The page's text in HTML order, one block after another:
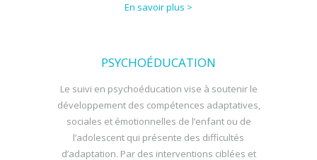
En savoir plus >
PSYCHOÉDUCATION
Le suivi en psychoéducation vise à soutenir le
développement des compétences adaptatives,
sociales et émotionnelles de l’enfant ou de
l’adolescent qui présente des difficultés
d’adaptation. Par des interventions ciblées et